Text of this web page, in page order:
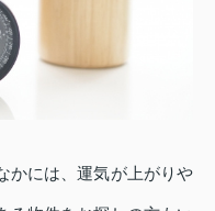
かには、運気が上がりや